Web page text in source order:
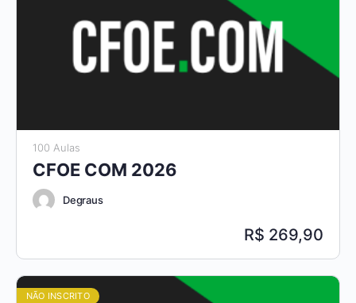
100 Aulas
CFOE COM 2026
Degraus
269,90
NÃO INSCRITO